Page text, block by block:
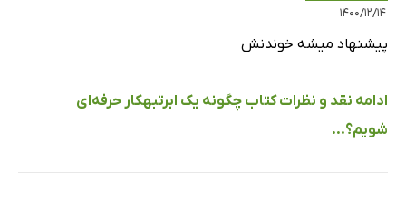
۱۴۰۰/۱۲/۱۴
پیشنهاد میشه خوندنش
ادامه نقد و نظرات کتاب چگونه یک ابرتبهکار حرفه‌ای
شویم؟...